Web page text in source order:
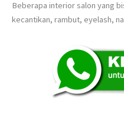
Beberapa interior salon yang
kecantikan, rambut, eyelash,